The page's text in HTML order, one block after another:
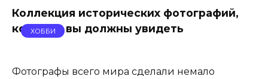
Коллекция исторических фотографий,
которую вы должны увидеть
ХОББИ
Фотографы всего мира сделали немало